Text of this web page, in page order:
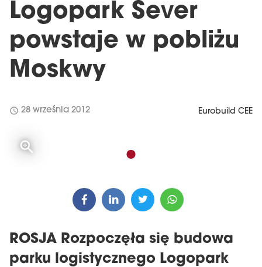
Logopark Sever
powstaje w pobliżu
Moskwy
schedule 28 września 2012 Eurobuild CEE
ROSJA Rozpoczęła się budowa
parku logistycznego Logopark